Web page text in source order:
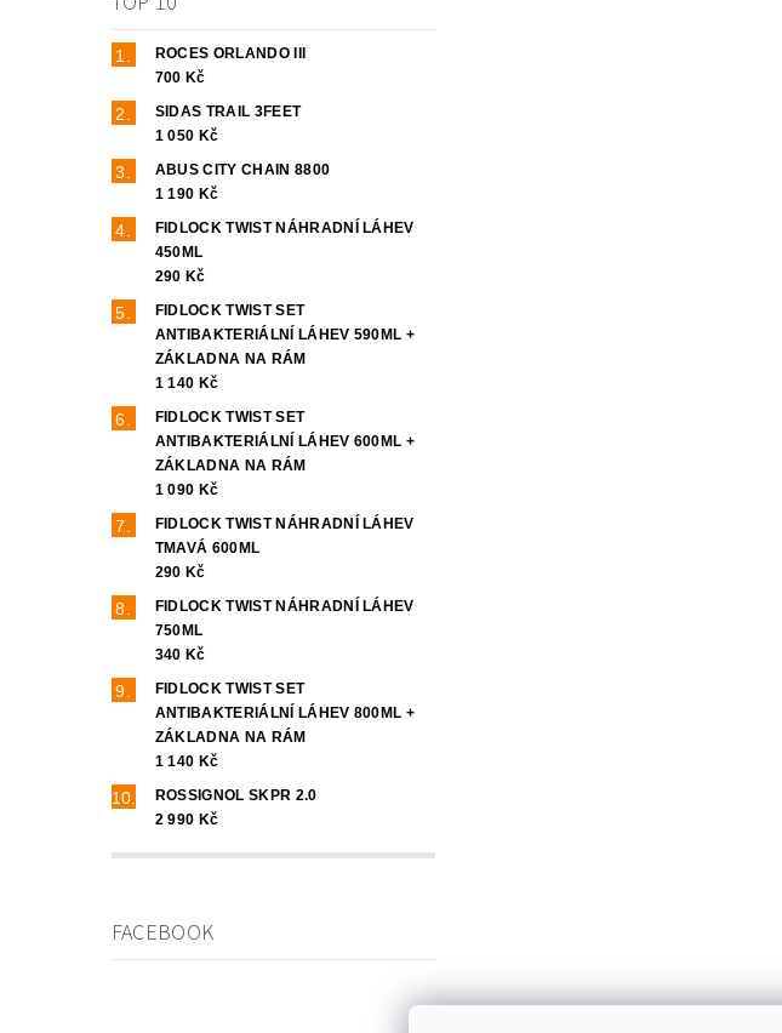
ROCES ORLANDO III
700 Kč
SIDAS TRAIL 3FEET
1 050 Kč
ABUS CITY CHAIN 8800
1 190 Kč
FIDLOCK TWIST NÁHRADNÍ LÁHEV
450ML
290 Kč
FIDLOCK TWIST SET
ANTIBAKTERIÁLNÍ LÁHEV 590ML +
ZÁKLADNA NA RÁM
1 140 Kč
FIDLOCK TWIST SET
ANTIBAKTERIÁLNÍ LÁHEV 600ML +
ZÁKLADNA NA RÁM
1 090 Kč
FIDLOCK TWIST NÁHRADNÍ LÁHEV
TMAVÁ 600ML
290 Kč
FIDLOCK TWIST NÁHRADNÍ LÁHEV
750ML
340 Kč
FIDLOCK TWIST SET
ANTIBAKTERIÁLNÍ LÁHEV 800ML +
ZÁKLADNA NA RÁM
1 140 Kč
ROSSIGNOL SKPR 2.0
2 990 Kč
FACEBOOK